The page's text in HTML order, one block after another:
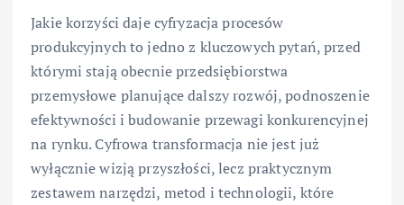
Jakie korzyści daje cyfryzacja procesów
produkcyjnych to jedno z kluczowych pytań, przed
którymi stają obecnie przedsiębiorstwa
przemysłowe planujące dalszy rozwój, podnoszenie
efektywności i budowanie przewagi konkurencyjnej
na rynku. Cyfrowa transformacja nie jest już
wyłącznie wizją przyszłości, lecz praktycznym
zestawem narzędzi, metod i technologii, które